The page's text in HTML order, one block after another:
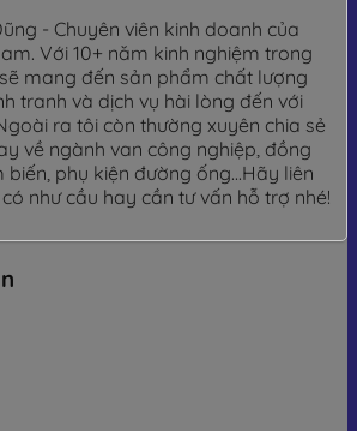
- Chuyên viên kinh doanh của
Với 10+ năm kinh nghiệm trong
mang đến sản phẩm chất lượng
tranh và dịch vụ hài lòng đến với
ra tôi còn thường xuyên chia sẻ
về ngành van công nghiệp, đồng
biến, phụ kiện đường ống...Hãy liên
như cầu hay cần tư vấn hỗ trợ nhé!